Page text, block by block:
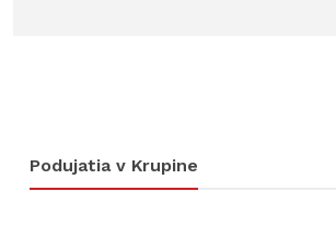
Podujatia v Krupine